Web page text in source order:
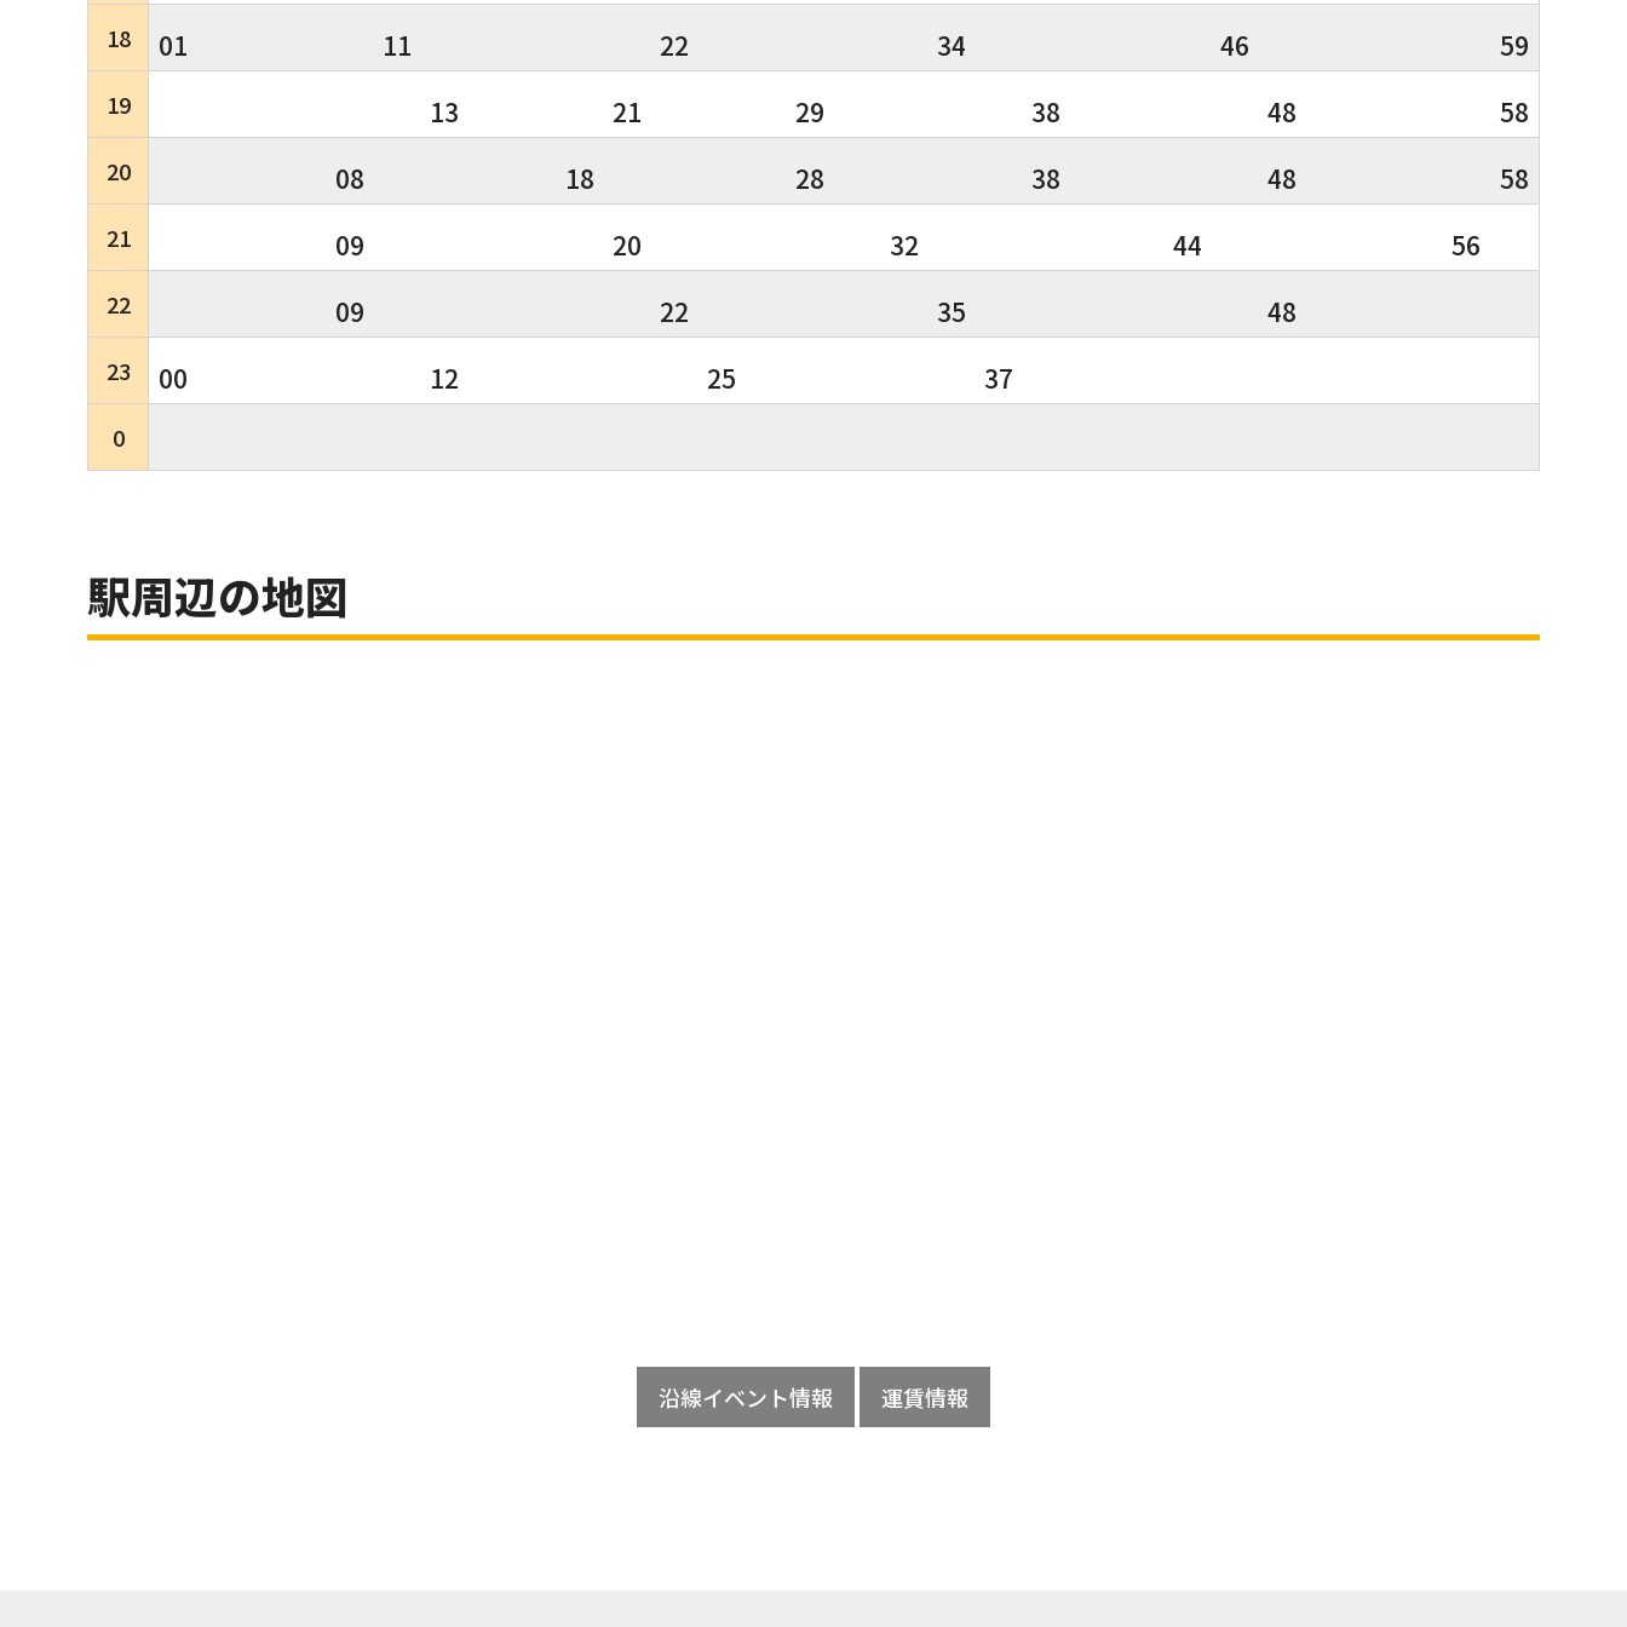
18 01 11 22 34 46 59
19 13 21 29 38 48 58
20 08 18 28 38 48 58
21 09 20 32 44 56
22 09 22 35 48
23 00 12 25 37
0
駅周辺の地図
沿線イベント情報 運賃情報